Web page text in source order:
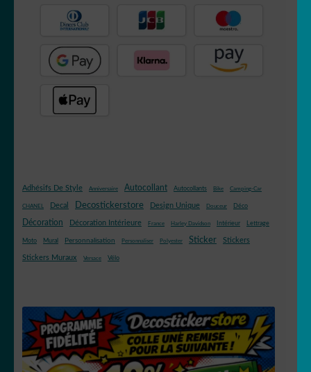
Adhésifs De Style Anniversaire Autocollant Autocollants Bike Camping-Car
CHANEL Decal Decostickerstore Design Unique Douceur Déco
Décoration Décoration Intérieure France Harley Davidson Intérieur Lettrage
Moto Mural Personnalisation Personnaliser Polyester Sticker Stickers
Stickers Muraux Versace Vélo